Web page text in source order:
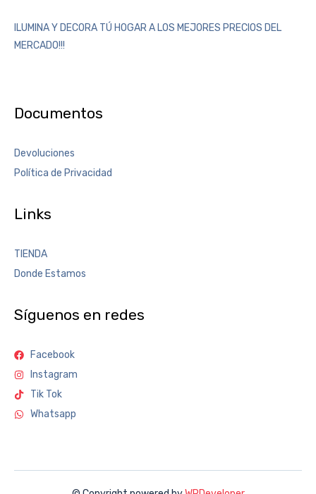
ILUMINA Y DECORA TÚ HOGAR A LOS MEJORES PRECIOS DEL
MERCADO!!!
Documentos
Devoluciones
Política de Privacidad
Links
TIENDA
Donde Estamos
Síguenos en redes
Facebook
Instagram
Tik Tok
Whatsapp